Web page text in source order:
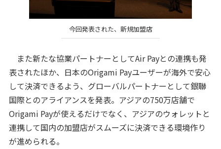
今回発表された、新規加盟店
また新たな協業パートナーとしてAir Payとの連携も発
表されたほか、日本のOrigami Payユーザーが海外で安心
して決済できるよう、グローバルパートナーとして銀聯
国際とのアライアンスを発表。アジアの750万店舗で
Origami Payが使えるだけでなく、アジアのウォレットと
連携して国内の加盟店がスムーズに決済できる環境作り
が進められる。